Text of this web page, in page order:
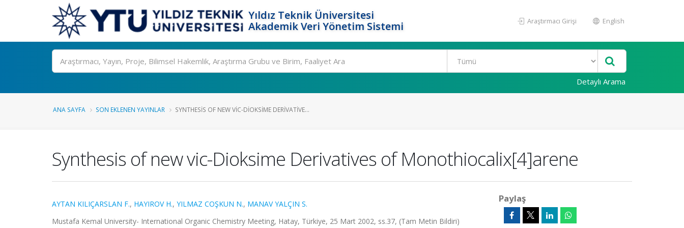
Yıldız Teknik Üniversitesi
Akademik Veri Yönetim Sistemi
Araştırmacı Girişi English
Ara
Detaylı Arama
ANA SAYFA SON EKLENEN YAYINLAR SYNTHESIS OF NEW VIC-DIOKSIME DERIVATIVE...
Synthesis of new vic-Dioksime Derivatives of Monothiocalix[4]arene
AYTAN KILIÇARSLAN F., HAYIROV H., YILMAZ COŞKUN N., MANAV YALÇIN S.
Mustafa Kemal University- International Organic Chemistry Meeting, Hatay, Türkiye, 25 Mart 2002, ss.37, (Tam Metin Bildiri)
Paylaş